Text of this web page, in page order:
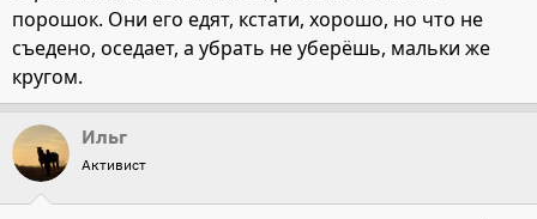
порошок. Они его едят, кстати, хорошо, но что не
съедено, оседает, а убрать не уберёшь, мальки же
кругом.
Ильг
Активист